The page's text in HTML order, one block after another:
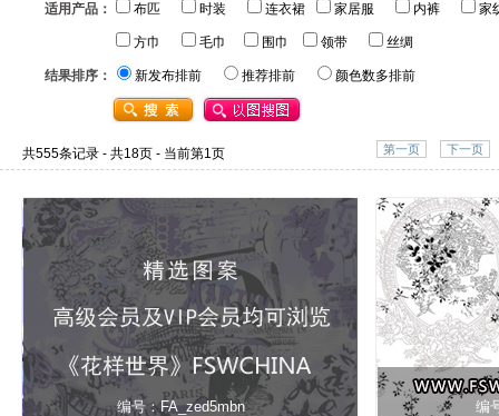
适用产品： 布匹 时装 连衣裙 家居服 内裤 家
方巾 毛巾 围巾 领带 丝绸
结果排序： 新发布排前 推荐排前 颜色数多排前
共555条记录 - 共18页 - 当前第1页 第一页 下一页
编号：FA_zed5mbn 编